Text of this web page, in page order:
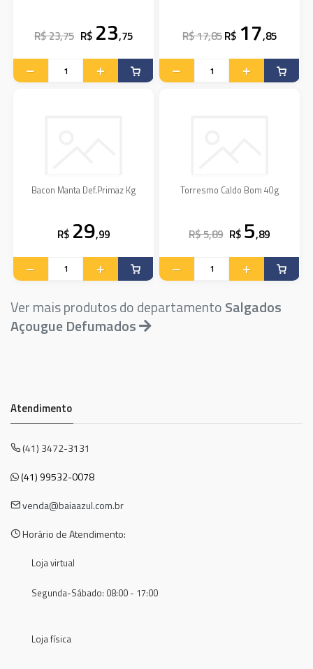
R$ 23,75 R$ 23,75 R$ 17,85R$ 17,85
Bacon Manta Def.Primaz Kg
R$ 29,99
Torresmo Caldo Bom 40g
R$ 5,89 R$ 5,89
Ver mais produtos do departamentoSalgados
Açougue Defumados
Atendimento
(41) 3472-3131
(41) 99532-0078
venda@baiaazul.com.br
Horário de Atendimento:
Loja virtual
Segunda-Sábado: 08:00 - 17:00
Loja física